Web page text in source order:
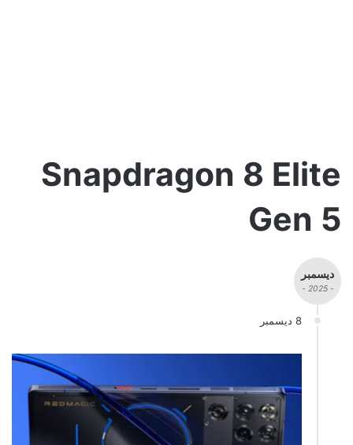
Snapdragon 8 Elite
Gen 5
ديسمبر
- 2025 -
8 ديسمبر